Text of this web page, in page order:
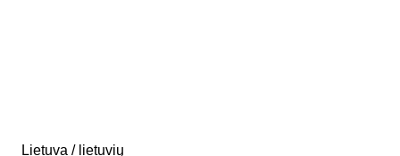
Lietuva / lietuvių